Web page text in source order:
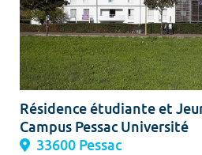
Résidence étudiante et
Campus Pessac Université
33600 Pessac